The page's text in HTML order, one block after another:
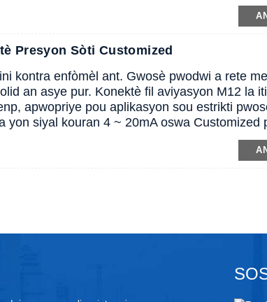
Presyon Sòti Customized
kontra enfòmèl ant. Gwosè pwodwi a rete
an asye pur. Konektè fil aviyasyon M12 la
apwopriye pou aplikasyon sou estrikti
yon siyal kouran 4 ~ 20mA oswa Customized